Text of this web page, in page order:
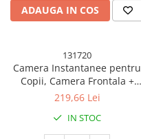
ADAUGA IN COS
131720
Camera Instantanee pentru
Copii, Camera Frontala +
Selfie, cu Functie de Printare,
Compatibil iOS/Android,
Imprimare APP, Model Dino
219,66 Lei
IN STOC